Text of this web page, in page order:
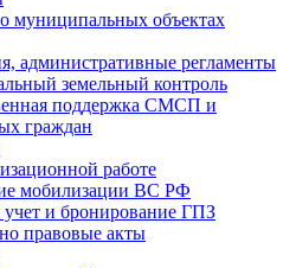
муниципальных объектах
административные регламенты
земельный контроль
поддержка СМСП и
граждан
работе
мобилизации ВС РФ
и бронирование ГПЗ
правовые акты